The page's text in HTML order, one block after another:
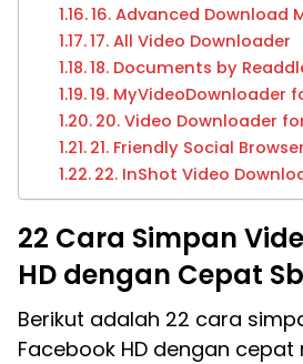
16. Advanced Download
17. All Video Downloader
18. Documents by
19. MyVideoDownloader
20. Video Downloader
21. Friendly Social Browser
22. InShot Video
22 Cara Simpan
HD dengan Cepat
Berikut adalah 22 cara
Facebook HD dengan